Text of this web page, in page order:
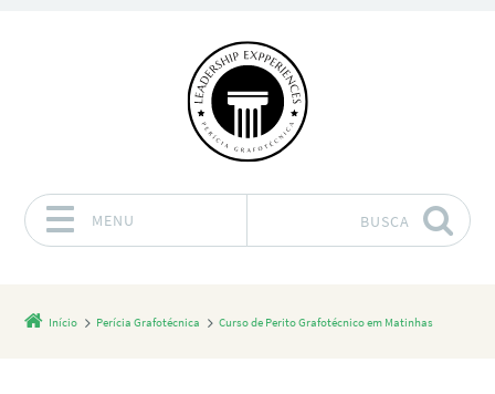
MENU BUSCA
Início Perícia Grafotécnica Curso de Perito Grafotécnico em Matinhas